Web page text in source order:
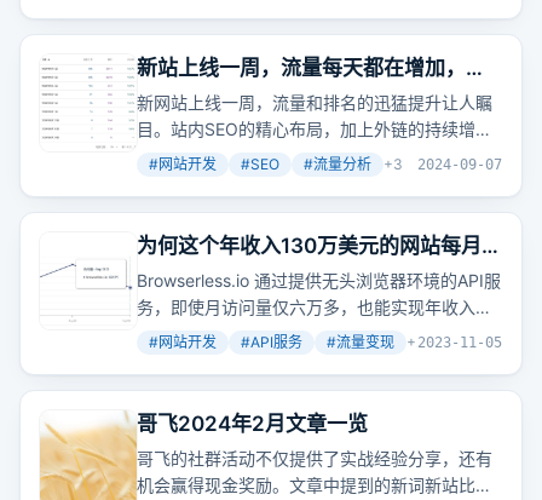
新站上线一周，流量每天都在增加，哥
飞又来给社群里的朋友们打鸡血了
新网站上线一周，流量和排名的迅猛提升让人瞩
目。站内SEO的精心布局，加上外链的持续增
加，使得网站关键词排名迅速上升，点击量也随
现了小机会中蕴含的巨大潜力。
#网站开发 #SEO #流量分析 +3 2024-09-07
为何这个年收入130万美元的网站每月只
有六万多访问量？
Browserless.io 通过提供无头浏览器环境的API服
务，即使月访问量仅六万多，也能实现年收入
130万美元。这种模式展示了小流量网站通过API
#网站开发 #API服务 #流量变现 + 2
2023-11-05
哥飞2024年2月文章一览
哥飞的社群活动不仅提供了实战经验分享，还有
机会赢得现金奖励。文章中提到的新词新站比